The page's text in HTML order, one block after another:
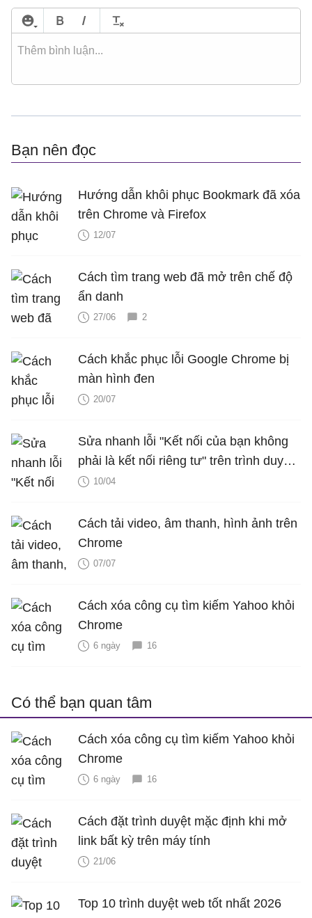
Bạn nên đọc
Hướng dẫn khôi phục Bookmark đã xóa
trên Chrome và Firefox
12/07
Cách tìm trang web đã mở trên chế độ
ẩn danh
27/06 2
Cách khắc phục lỗi Google Chrome bị
màn hình đen
20/07
Sửa nhanh lỗi "Kết nối của bạn không
phải là kết nối riêng tư" trên trình duyệt
Chrome
10/04
Cách tải video, âm thanh, hình ảnh trên
Chrome
07/07
Cách xóa công cụ tìm kiếm Yahoo khỏi
Chrome
6 ngày 16
Có thể bạn quan tâm
Cách xóa công cụ tìm kiếm Yahoo khỏi
Chrome
6 ngày 16
Cách đặt trình duyệt mặc định khi mở
link bất kỳ trên máy tính
21/06
Top 10 trình duyệt web tốt nhất 2026